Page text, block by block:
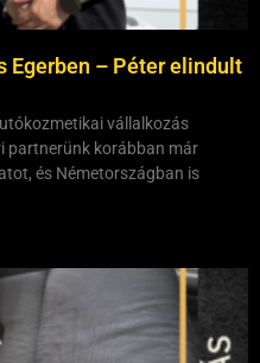
– Péter elindult
vállalkozás
partnerünk korábban már
és Németországban is